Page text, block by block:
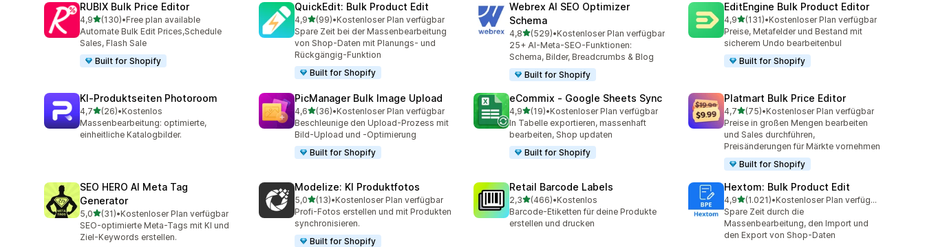
RUBIX Bulk Price Editor
4,9von 5 Sternen
(130)
130 Rezensionen insgesamt
•Free plan available
Automate Bulk Edit Prices,Schedule
Sales, Flash Sale
Built for Shopify
QuickEdit: Bulk Product Edit
4,9von 5 Sternen
(99)
99 Rezensionen insgesamt
•Kostenloser Plan verfügbar
Spare Zeit bei der Massenbearbeitung
von Shop-Daten mit Planungs- und
Rückgängig-Funktion
Built for Shopify
Webrex AI SEO Optimizer
Schema
4,8von 5 Sternen
(529)
529 Rezensionen insgesamt
•Kostenloser Plan verfügbar
25+ AI-Meta-SEO-Funktionen:
Schema, Bilder, Breadcrumbs & Blog
Built for Shopify
EditEngine Bulk Product Editor
4,9von 5 Sternen
(131)
131 Rezensionen insgesamt
•Kostenloser Plan verfügbar
Preise, Metafelder und Bestand mit
sicherem Undo bearbeitenbul
Built for Shopify
KI‑Produktseiten Photoroom
4,7von 5 Sternen
(26)
26 Rezensionen insgesamt
•Kostenlos
Massenbearbeitung: optimierte,
einheitliche Katalogbilder.
PicManager Bulk Image Upload
4,6von 5 Sternen
(36)
36 Rezensionen insgesamt
•Kostenloser Plan verfügbar
Beschleunige den Upload-Prozess mit
Bild-Upload und -Optimierung
Built for Shopify
eCommix ‑ Google Sheets Sync
4,9von 5 Sternen
(19)
19 Rezensionen insgesamt
•Kostenloser Plan verfügbar
In Tabelle exportieren, massenhaft
bearbeiten, Shop updaten
Built for Shopify
Platmart Bulk Price Editor
4,7von 5 Sternen
(75)
75 Rezensionen insgesamt
•Kostenloser Plan verfügbar
Preise in großen Mengen bearbeiten
und Sales durchführen,
Preisänderungen für Märkte vornehmen
Built for Shopify
SEO HERO AI Meta Tag
Generator
5,0von 5 Sternen
(31)
31 Rezensionen insgesamt
•Kostenloser Plan verfügbar
SEO-optimierte Meta-Tags mit KI und
Ziel-Keywords erstellen.
Modelize: KI Produktfotos
5,0von 5 Sternen
(13)
13 Rezensionen insgesamt
•Kostenloser Plan verfügbar
Profi-Fotos erstellen und mit Produkten
synchronisieren.
Built for Shopify
Retail Barcode Labels
2,3von 5 Sternen
(466)
466 Rezensionen insgesamt
•Kostenlos
Barcode-Etiketten für deine Produkte
erstellen und drucken
Hextom: Bulk Product Edit
4,9von 5 Sternen
(1.021)
1021 Rezensionen insgesamt
•
Kostenloser Plan verfügbar
Spare Zeit durch die
Massenbearbeitung, den Import und
den Export von Shop-Daten